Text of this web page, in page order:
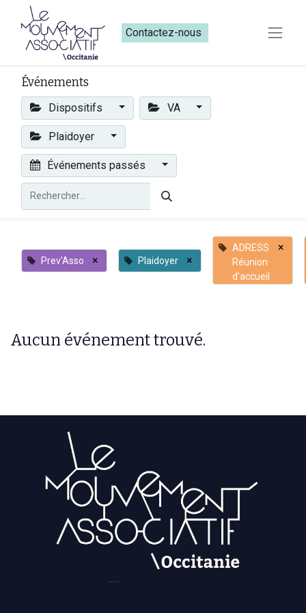
Contactez-nous​​
Événements
Dispositifs VA
Plaidoyer
Événements passés
Prev'Asso × Plaidoyer ×
ADRESS
Réunion
d'accueil
×
Aucun événement trouvé.